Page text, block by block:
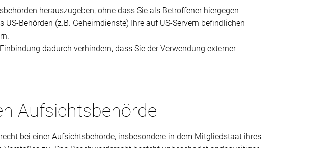
herauszugeben, ohne dass Sie als Betroffener hiergegen
Behörden (z.B. Geheimdienste) Ihre auf US-Servern befindlichen
dadurch verhindern, dass Sie der Verwendung externer
Aufsichtsbehörde
bei einer Aufsichtsbehörde, insbesondere in dem Mitgliedstaat ihres